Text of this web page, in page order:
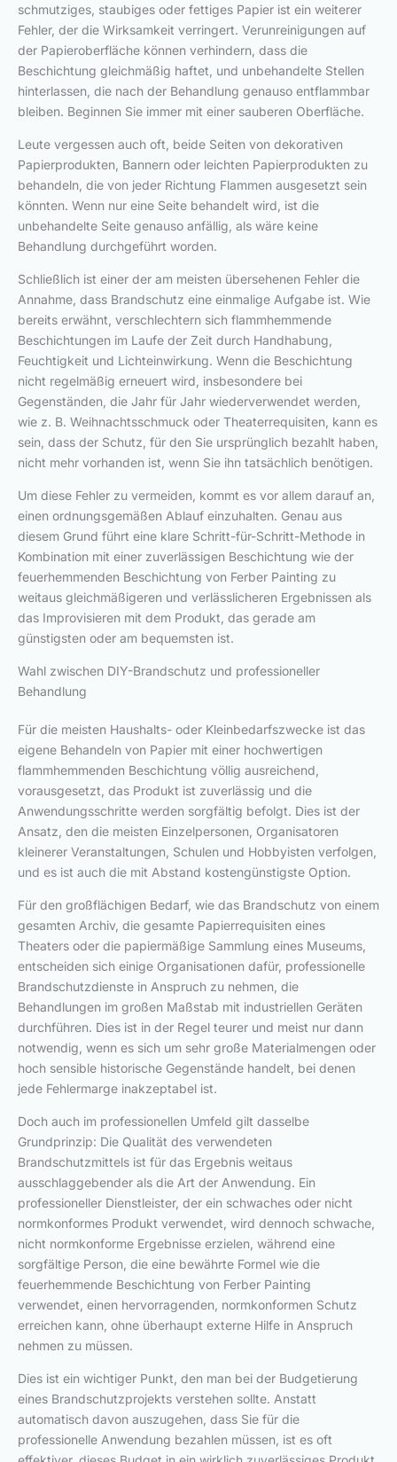
schmutziges, staubiges oder fettiges Papier ist ein weiterer
Fehler, der die Wirksamkeit verringert. Verunreinigungen auf
der Papieroberfläche können verhindern, dass die
Beschichtung gleichmäßig haftet, und unbehandelte Stellen
hinterlassen, die nach der Behandlung genauso entflammbar
bleiben. Beginnen Sie immer mit einer sauberen Oberfläche.
Leute vergessen auch oft, beide Seiten von dekorativen
Papierprodukten, Bannern oder leichten Papierprodukten zu
behandeln, die von jeder Richtung Flammen ausgesetzt sein
könnten. Wenn nur eine Seite behandelt wird, ist die
unbehandelte Seite genauso anfällig, als wäre keine
Behandlung durchgeführt worden.
Schließlich ist einer der am meisten übersehenen Fehler die
Annahme, dass Brandschutz eine einmalige Aufgabe ist. Wie
bereits erwähnt, verschlechtern sich flammhemmende
Beschichtungen im Laufe der Zeit durch Handhabung,
Feuchtigkeit und Lichteinwirkung. Wenn die Beschichtung
nicht regelmäßig erneuert wird, insbesondere bei
Gegenständen, die Jahr für Jahr wiederverwendet werden,
wie z. B. Weihnachtsschmuck oder Theaterrequisiten, kann es
sein, dass der Schutz, für den Sie ursprünglich bezahlt haben,
nicht mehr vorhanden ist, wenn Sie ihn tatsächlich benötigen.
Um diese Fehler zu vermeiden, kommt es vor allem darauf an,
einen ordnungsgemäßen Ablauf einzuhalten. Genau aus
diesem Grund führt eine klare Schritt-für-Schritt-Methode in
Kombination mit einer zuverlässigen Beschichtung wie der
feuerhemmenden Beschichtung von Ferber Painting zu
weitaus gleichmäßigeren und verlässlicheren Ergebnissen als
das Improvisieren mit dem Produkt, das gerade am
günstigsten oder am bequemsten ist.
Wahl zwischen DIY-Brandschutz und professioneller
Behandlung
Für die meisten Haushalts- oder Kleinbedarfszwecke ist das
eigene Behandeln von Papier mit einer hochwertigen
flammhemmenden Beschichtung völlig ausreichend,
vorausgesetzt, das Produkt ist zuverlässig und die
Anwendungsschritte werden sorgfältig befolgt. Dies ist der
Ansatz, den die meisten Einzelpersonen, Organisatoren
kleinerer Veranstaltungen, Schulen und Hobbyisten verfolgen,
und es ist auch die mit Abstand kostengünstigste Option.
Für den großflächigen Bedarf, wie das Brandschutz von einem
gesamten Archiv, die gesamte Papierrequisiten eines
Theaters oder die papiermäßige Sammlung eines Museums,
entscheiden sich einige Organisationen dafür, professionelle
Brandschutzdienste in Anspruch zu nehmen, die
Behandlungen im großen Maßstab mit industriellen Geräten
durchführen. Dies ist in der Regel teurer und meist nur dann
notwendig, wenn es sich um sehr große Materialmengen oder
hoch sensible historische Gegenstände handelt, bei denen
jede Fehlermarge inakzeptabel ist.
Doch auch im professionellen Umfeld gilt dasselbe
Grundprinzip: Die Qualität des verwendeten
Brandschutzmittels ist für das Ergebnis weitaus
ausschlaggebender als die Art der Anwendung. Ein
professioneller Dienstleister, der ein schwaches oder nicht
normkonformes Produkt verwendet, wird dennoch schwache,
nicht normkonforme Ergebnisse erzielen, während eine
sorgfältige Person, die eine bewährte Formel wie die
feuerhemmende Beschichtung von Ferber Painting
verwendet, einen hervorragenden, normkonformen Schutz
erreichen kann, ohne überhaupt externe Hilfe in Anspruch
nehmen zu müssen.
Dies ist ein wichtiger Punkt, den man bei der Budgetierung
eines Brandschutzprojekts verstehen sollte. Anstatt
automatisch davon auszugehen, dass Sie für die
professionelle Anwendung bezahlen müssen, ist es oft